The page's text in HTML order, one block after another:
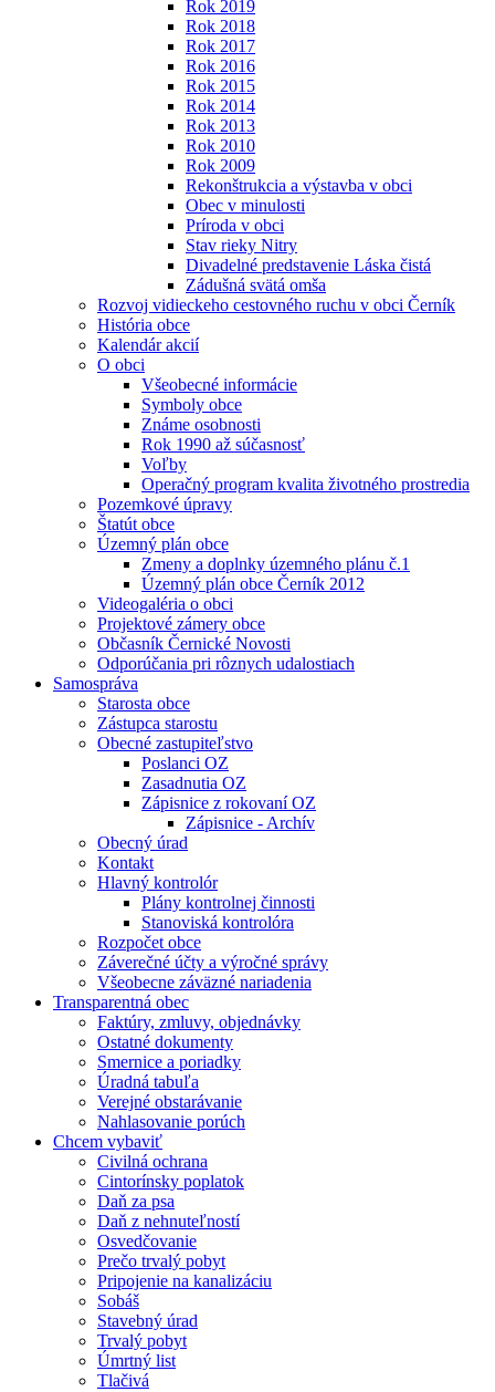
Rok 2019
Rok 2018
Rok 2017
Rok 2016
Rok 2015
Rok 2014
Rok 2013
Rok 2010
Rok 2009
Rekonštrukcia a výstavba v obci
Obec v minulosti
Príroda v obci
Stav rieky Nitry
Divadelné predstavenie Láska čistá
Zádušná svätá omša
Rozvoj vidieckeho cestovného ruchu v obci Černík
História obce
Kalendár akcií
O obci
Všeobecné informácie
Symboly obce
Známe osobnosti
Rok 1990 až súčasnosť
Voľby
Operačný program kvalita životného prostredia
Pozemkové úpravy
Štatút obce
Územný plán obce
Zmeny a doplnky územného plánu č.1
Územný plán obce Černík 2012
Videogaléria o obci
Projektové zámery obce
Občasník Černické Novosti
Odporúčania pri rôznych udalostiach
Samospráva
Starosta obce
Zástupca starostu
Obecné zastupiteľstvo
Poslanci OZ
Zasadnutia OZ
Zápisnice z rokovaní OZ
Zápisnice - Archív
Obecný úrad
Kontakt
Hlavný kontrolór
Plány kontrolnej činnosti
Stanoviská kontrolóra
Rozpočet obce
Záverečné účty a výročné správy
Všeobecne záväzné nariadenia
Transparentná obec
Faktúry, zmluvy, objednávky
Ostatné dokumenty
Smernice a poriadky
Úradná tabuľa
Verejné obstarávanie
Nahlasovanie porúch
Chcem vybaviť
Civilná ochrana
Cintorínsky poplatok
Daň za psa
Daň z nehnuteľností
Osvedčovanie
Prečo trvalý pobyt
Pripojenie na kanalizáciu
Sobáš
Stavebný úrad
Trvalý pobyt
Úmrtný list
Tlačivá